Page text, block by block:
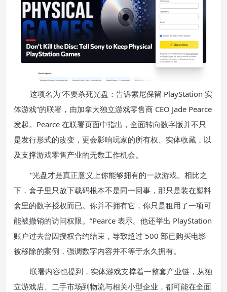
这项名为“不要杀死光盘：告诉索尼保留 PlayStation 实
体游戏”的联署，由加拿大独立游戏零售商 CEO Jade Pearce
发起。Pearce 在联署页面中指出，全面转向数字版并不只
是发行形式的改变，更会影响玩家的所有权、实体收藏，以
及支撑游戏零售产业的无数工作机会。
“光盘才是真正意义上你能够拥有的一款游戏。相比之
下，盒子里只放下载码根本不是同一回事，那只是装在塑料
盒里的数字授权而已。你并不拥有它，你只是租用了一项可
能被撤销的访问权限。”Pearce 表示。他还举出 PlayStation
账户过去曾因授权合约结束，导致超过 500 部已购买电影
被移除的案例，强调数字内容并不等于永久拥有。
联署内容也提到，实体游戏支撑着一整套产业链，从独
立游戏店、二手市场到物流与相关小型企业，都可能在全面